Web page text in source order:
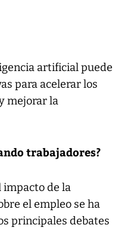
artificial puede
para acelerar los
mejorar la
trabajadores?
impacto de la
el empleo se ha
principales debates